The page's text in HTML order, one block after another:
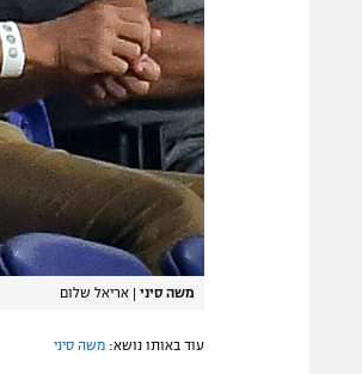
משה סיני | אריאל שלום
עוד באותו נושא: משה סיני